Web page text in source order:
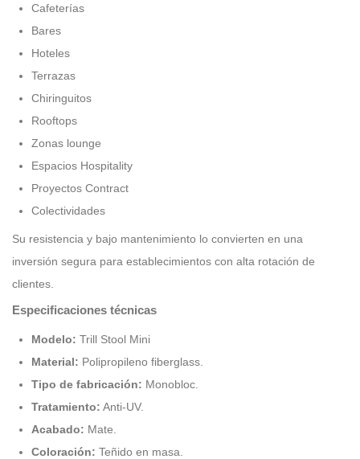
Cafeterías
Bares
Hoteles
Terrazas
Chiringuitos
Rooftops
Zonas lounge
Espacios Hospitality
Proyectos Contract
Colectividades
Su resistencia y bajo mantenimiento lo convierten en una
inversión segura para establecimientos con alta rotación de
clientes.
Especificaciones técnicas
Modelo: Trill Stool Mini
Material: Polipropileno fiberglass.
Tipo de fabricación: Monobloc.
Tratamiento: Anti-UV.
Acabado: Mate.
Coloración: Teñido en masa.